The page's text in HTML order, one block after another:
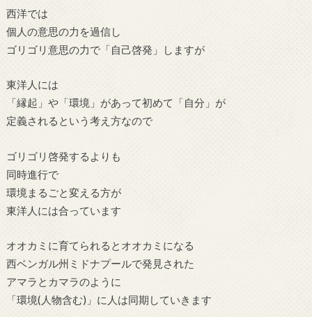
西洋では
個人の意思の力を過信し
ゴリゴリ意思の力で「自己啓発」しますが
東洋人には
「縁起」や「環境」があって初めて「自分」が
定義されるという考え方なので
ゴリゴリ啓発するよりも
同時進行で
環境まるごと変える方が
東洋人には合っています
オオカミに育てられるとオオカミになる
西ベンガル州ミドナプールで発見された
アマラとカマラのように
「環境(人物含む)」に人は同期していきます